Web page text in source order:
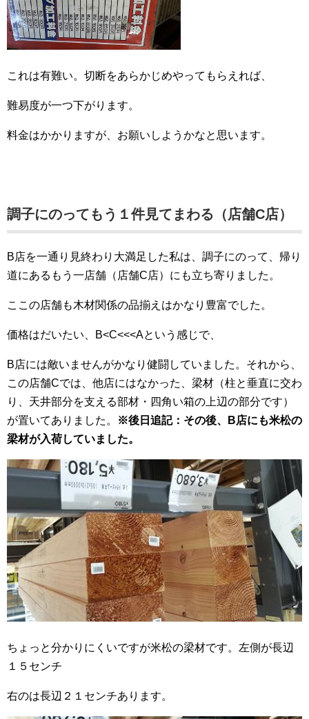
これは有難い。切断をあらかじめやってもらえれば、
難易度が一つ下がります。
料金はかかりますが、お願いしようかなと思います。
調子にのってもう１件見てまわる（店舗C店）
B店を一通り見終わり大満足した私は、調子にのって、帰り
道にあるもう一店舗（店舗C店）にも立ち寄りました。
ここの店舗も木材関係の品揃えはかなり豊富でした。
価格はだいたい、B<C<<<Aという感じで、
B店には敵いませんがかなり健闘していました。それから、
この店舗Cでは、他店にはなかった、梁材（柱と垂直に交わ
り、天井部分を支える部材・四角い箱の上辺の部分です）
が置いてありました。
※後日追記：その後、B店にも米松の
梁材が入荷していました。
ちょっと分かりにくいですが米松の梁材です。左側が長辺
１５センチ
右のは長辺２１センチあります。